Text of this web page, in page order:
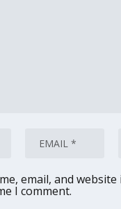
email, and
I comment.